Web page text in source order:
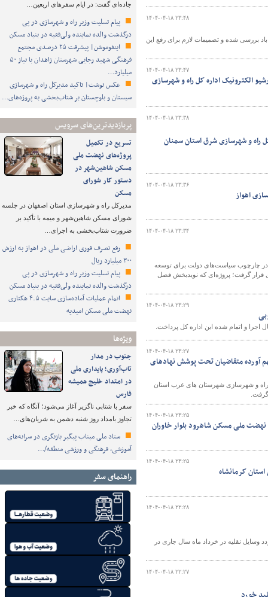
جاده‌ای گفت: در ایام سفرهای اربعین…
پیام تسلیت وزیر راه و شهرسازی در پی
درگذشت والده نماینده ولی‌فقیه در بنیاد مسکن
اینفوموشن| پیشرفت ۲۵ درصدی مجتمع
فرهنگی شهید رجایی شهرستان زاهدان با نیاز ۵۰
میلیارد…
عکس نوشت| تاکید مدیرکل راه و شهرسازی
سیستان و بلوچستان بر شتاب‌بخشی به پروژه‌های…
پربازدیدترین‌های سرویس
تسریع در تکمیل
پروژه‌های نهضت ملی
مسکن شاهین‌شهر در
دستور کار شورای
مسکن
مدیرکل راه و شهرسازی استان اصفهان در جلسه
شورای مسکن شاهین‌شهر و میمه با تأکید بر
ضرورت شتاب‌بخشی به اجرای…
رفع تصرف فوری اراضی ملی در اهواز به ارزش
۳۰۰ میلیارد ریال
پیام تسلیت وزیر راه و شهرسازی در پی
درگذشت والده نماینده ولی‌فقیه در بنیاد مسکن
اتمام عملیات آماده‌سازی سایت ۴.۵ هکتاری
نهضت ملی مسکن امیدیه
ویژه‌ها
جنوب در مدار
تاب‌آوری؛ پایداری ملی
در امتداد خلیج همیشه
فارس
سفر با شتابی ناگزیر آغاز می‌شود؛ آنگاه که خبر
تجاوز بامداد روز شنبه دشمن به شریان‌های…
ستاد ملی میناب پیگیر بازنگری در سرانه‌های
آموزشی، فرهنگی و ورزشی منطقه/…
راهنمای سفر
۱۴۰۴-۰۴-۱۸ ۲۳:۴۸
۲۵ ساله تعاونی فرهنگیان مهاباد بررسی شده و تصمیمات لازم برای رفع این
۱۴۰۴-۰۴-۱۸ ۲۳:۴۷
الکترونیک اداره کل راه و شهرسازی
۱۴۰۴-۰۴-۱۸ ۲۳:۳۸
راه و شهرسازی شرق استان سمنان
۱۴۰۴-۰۴-۱۸ ۲۳:۳۶
اهواز
۱۴۰۴-۰۴-۱۸ ۲۳:۳۴
در چارچوب سیاست‌های دولت برای توسعه
قرار گرفت؛ پروژه‌ای که نویدبخش فصل
۱۴۰۴-۰۴-۱۸ ۲۳:۲۹
و اتمام شده این اداره کل پرداخت.
۱۴۰۴-۰۴-۱۸ ۲۳:۲۷
آورده متقاضیان تحت پوشش نهادهای
راه و شهرسازی شهرستان های غرب استان
۱۴۰۴-۰۴-۱۸ ۲۳:۲۵
ملی مسکن شاهرود بلوار خاوران
۱۴۰۴-۰۴-۱۸ ۲۳:۲۵
۱۴۰۴-۰۴-۱۸ ۲۲:۲۸
وسایل نقلیه در خرداد ماه سال جاری در
۱۴۰۴-۰۴-۱۸ ۲۲:۲۷